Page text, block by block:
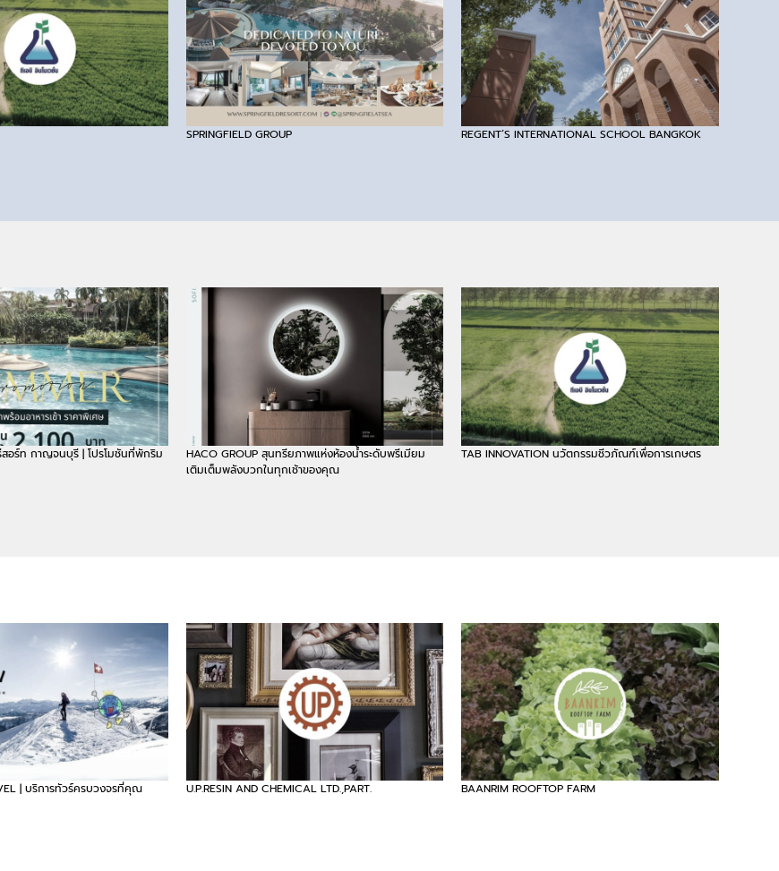
SPRINGFIELD GROUP REGENT’S INTERNATIONAL SCHOOL BANGKOK
สอร์ท กาญจนบุรี | โปรโมชันที่พักริม
HACO GROUP สุนทรียภาพแห่งห้องน้ำระดับพรีเมียม
เติมเต็มพลังบวกในทุกเช้าของคุณ
TAB INNOVATION นวัตกรรมชีวภัณฑ์เพื่อการเกษตร
| บริการทัวร์ครบวงจรที่คุณ
U.P.RESIN AND CHEMICAL LTD.,PART. BAANRIM ROOFTOP FARM